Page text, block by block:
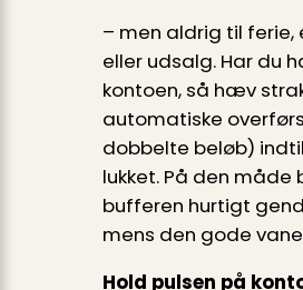
– men aldrig til ferie,
eller udsalg. Har du
kontoen, så hæv
automatiske
dobbelte beløb)
lukket. På den måde
bufferen hurtigt
mens den gode
Hold pulsen på